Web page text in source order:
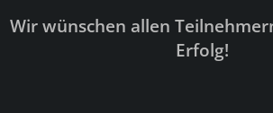
Wir wünschen allen
Erfolg!